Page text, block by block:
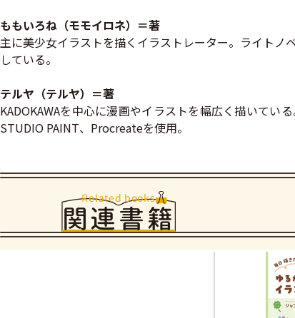
ももいろね（モモイロネ）＝著
主に美少女イラストを描くイラストレーター。ライト
している。
テルヤ（テルヤ）＝著
KADOKAWAを中心に漫画やイラストを幅広く描いて
STUDIO PAINT、Procreateを使用。
Related books
関連書籍